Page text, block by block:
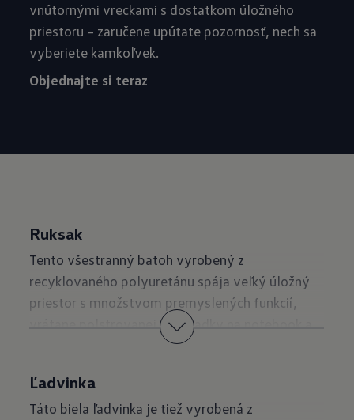
vnútornými vreckami s dostatkom úložného
priestoru – zaručene upútate pozornosť, nech sa
vyberiete kamkoľvek.
Objednajte si teraz
Ruksak
Tento všestranný batoh vyrobený z
recyklovaného polyuretánu spája veľký úložný
priestor s množstvom premyslených funkcií,
vrátane polstrovanej priehradky na notebook a
priedušného sieťovaného chrbtového panela,
Objednajte si teraz
Ľadvinka
Táto biela ľadvinka je tiež vyrobená z